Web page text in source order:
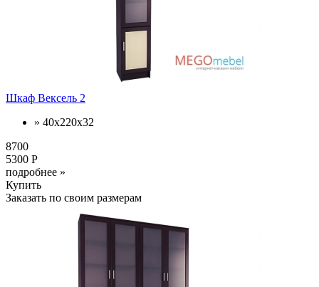
Шкаф Вексель 2
» 40x220x32
8700
5300 Р
подробнее »
Купить
Заказать по своим размерам